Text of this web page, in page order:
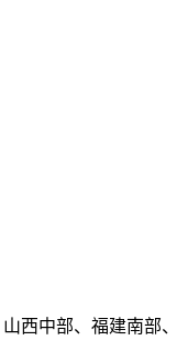
西中部、福建南部、